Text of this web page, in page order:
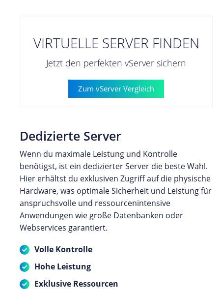
VIRTUELLE SERVER FINDEN
Jetzt den perfekten vServer sichern
Zum vServer Vergleich
Dedizierte Server
Wenn du maximale Leistung und Kontrolle
benötigst, ist ein dedizierter Server die beste Wahl.
Hier erhältst du exklusiven Zugriff auf die physische
Hardware, was optimale Sicherheit und Leistung für
anspruchsvolle und ressourcenintensive
Anwendungen wie große Datenbanken oder
Webservices garantiert.
Volle Kontrolle
Hohe Leistung
Exklusive Ressourcen